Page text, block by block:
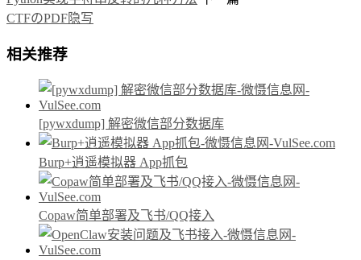
CTFのPDF隐写
相关推荐
[pywxdump] 解密微信部分数据库
Burp+逍遥模拟器 App抓包
Copaw简单部署及飞书/QQ接入